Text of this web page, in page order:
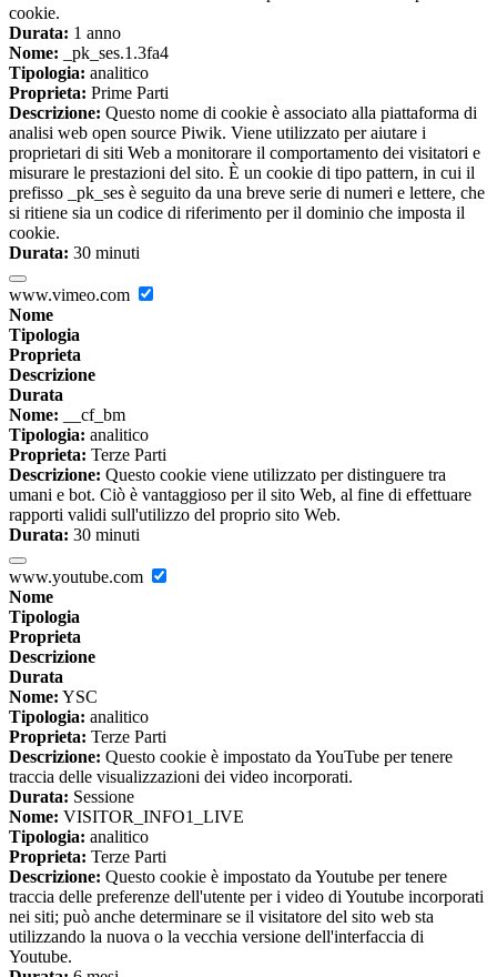
cookie.
Durata: 1 anno
Nome: _pk_ses.1.3fa4
Tipologia: analitico
Proprieta: Prime Parti
Descrizione: Questo nome di cookie è associato alla piattaforma di
analisi web open source Piwik. Viene utilizzato per aiutare i
proprietari di siti Web a monitorare il comportamento dei visitatori e
misurare le prestazioni del sito. È un cookie di tipo pattern, in cui il
prefisso _pk_ses è seguito da una breve serie di numeri e lettere, che
si ritiene sia un codice di riferimento per il dominio che imposta il
cookie.
Durata: 30 minuti
www.vimeo.com
Nome
Tipologia
Proprieta
Descrizione
Durata
Nome: __cf_bm
Tipologia: analitico
Proprieta: Terze Parti
Descrizione: Questo cookie viene utilizzato per distinguere tra
umani e bot. Ciò è vantaggioso per il sito Web, al fine di effettuare
rapporti validi sull'utilizzo del proprio sito Web.
Durata: 30 minuti
www.youtube.com
Nome
Tipologia
Proprieta
Descrizione
Durata
Nome: YSC
Tipologia: analitico
Proprieta: Terze Parti
Descrizione: Questo cookie è impostato da YouTube per tenere
traccia delle visualizzazioni dei video incorporati.
Durata: Sessione
Nome: VISITOR_INFO1_LIVE
Tipologia: analitico
Proprieta: Terze Parti
Descrizione: Questo cookie è impostato da Youtube per tenere
traccia delle preferenze dell'utente per i video di Youtube incorporati
nei siti; può anche determinare se il visitatore del sito web sta
utilizzando la nuova o la vecchia versione dell'interfaccia di
Youtube.